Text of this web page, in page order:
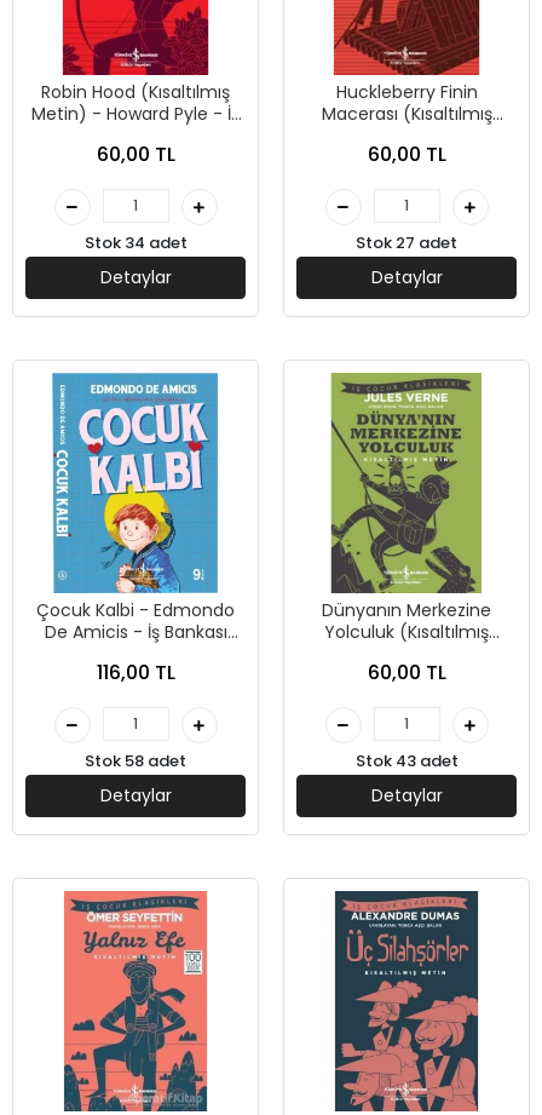
Robin Hood (Kısaltılmış
Metin) - Howard Pyle - İş
60,00 TL
Stok 34 adet
Detaylar
Huckleberry Finin
Macerası (Kısaltılmış
Bankası Kültür Yayınları
60,00 TL
Stok 27 adet
Detaylar
Çocuk Kalbi - Edmondo
De Amicis - İş Bankası
116,00 TL
Stok 58 adet
Detaylar
Dünyanın Merkezine
Yolculuk (Kısaltılmış
Bankası Kültür Yayınları
60,00 TL
Stok 43 adet
Detaylar